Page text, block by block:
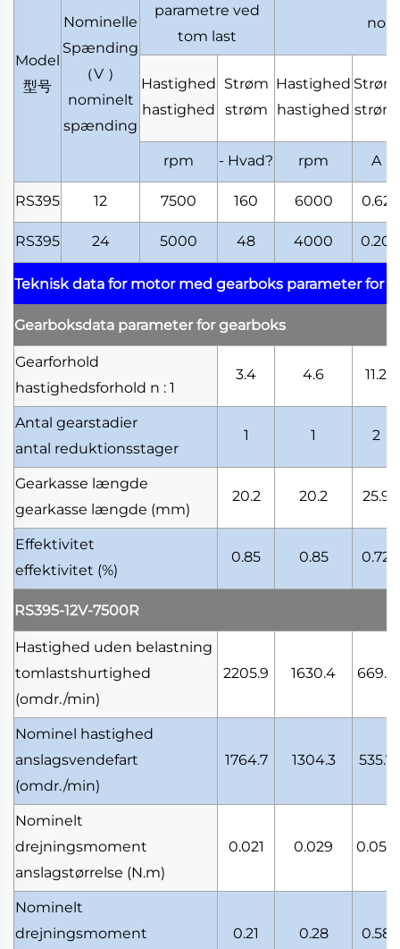
Model
型号
Nominelle
Spænding
（V ）
nominelt
spænding
parametre ved
tom last
Hastighed
hastighed
Strøm
strøm
Hastighed
hastighed
Strøm
strøm
rpm - Hvad? rpm A
RS395 12 7500 160 6000 0.62
RS395 24 5000 48 4000 0.20
Teknisk data for motor med gearboks parameter for
Gearboksdata parameter for gearboks
Gearforhold
hastighedsforhold n : 1
3.4 4.6 11.2
Antal gearstadier
antal reduktionsstager
1 1 2
Gearkasse længde
gearkasse længde (mm)
20.2 20.2 25.9
Effektivitet
effektivitet (%)
0.85 0.85 0.72
RS395-12V-7500R
Hastighed uden belastning
tomlastshurtighed
(omdr./min)
2205.9 1630.4 669.6
Nominel hastighed
anslagsvendefart
(omdr./min)
1764.7 1304.3 535.7
Nominelt
drejningsmoment
anslagstørrelse (N.m)
0.021 0.029 0.059
Nominelt
drejningsmoment
0.21 0.28 0.58